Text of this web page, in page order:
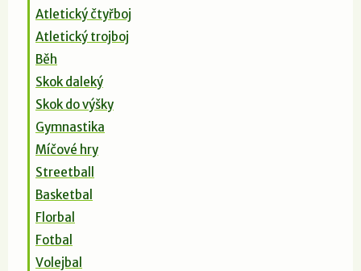
Atletický čtyřboj
Atletický trojboj
Běh
Skok daleký
Skok do výšky
Gymnastika
Míčové hry
Streetball
Basketbal
Florbal
Fotbal
Volejbal